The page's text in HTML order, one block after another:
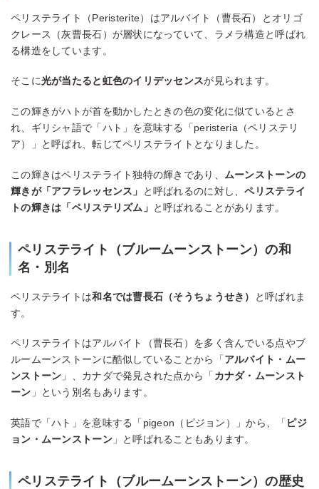
ペリステライト（Peristerite）はアルバイト（曹長石）とオリゴ
クレース（灰曹長石）が層状になっていて、ラメラ構造と呼ばれ
る構造をしています。
そこに光が当たると虹色のイリデッセンスが見られます。
この輝きがハトが首を動かしたときの色の変化に似ているとさ
れ、ギリシャ語で「ハト」を意味する「peristeria（ペリステリ
ア）」と呼ばれ、転じてペリステライトとなりました。
この輝きはペリステライト独特の輝きであり、 ムーンストーンの
輝きが「アフラレッセンス」
と呼ばれるのに対し、ペリステライ
トの輝きは「ペリステリズム」 と呼ばれることがあります。
ペリステライト（ブルームーンストーン）の和
名・別名
ペリステライトは和名では曹長石（そうちょうせき）
と呼ばれま
す。
ペリステライトはアルバイト（曹長石）を多く含んでいる点やブ
ルームーンストーンに酷似していることから「アルバイト・ムー
ンストーン 」、カナダで発見された点から「 カナダ・ムーンスト
ーン 」という別名もあります。
英語で「ハト」を意味する「pigeon（ピジョン）」から、「 ピジ
ョン・ムーンストーン」と呼ばれることもあります。
ペリステライト（ブルームーンストーン）の歴史